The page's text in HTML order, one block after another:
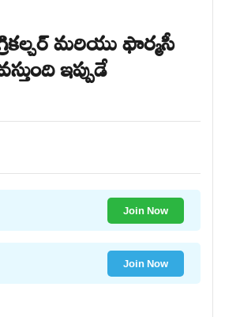
మరియు ఫార్మసీ
ఇప్పుడే
Join Now
Join Now